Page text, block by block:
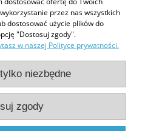
konto
przez nas wszystkich
dostosować użycie plików do
"Dostosuj zgody".
w naszej Polityce prywatności.
niezbędne
zgody